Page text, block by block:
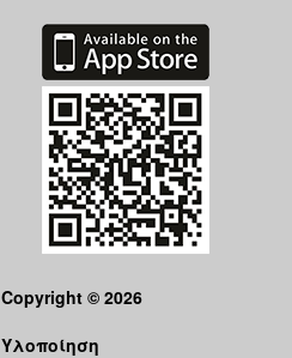
Copyright © 2026
Υλοποίηση